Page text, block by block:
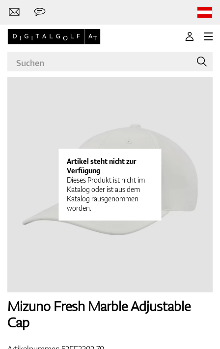
Golfschläger
Bekleidung
Artikel steht nicht zur
Verfügung
Dieses Produkt ist nicht im
Katalog oder ist aus dem
Katalog rausgenommen
worden.
Mizuno Fresh Marble Adjustable
Cap